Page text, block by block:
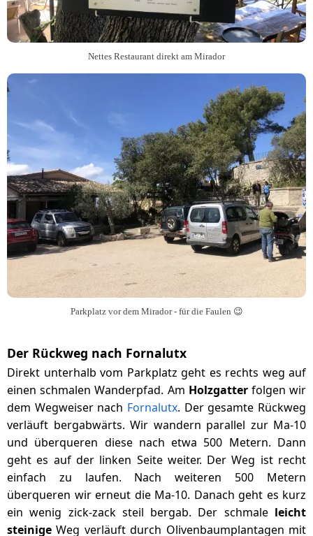
Nettes Restaurant direkt am Mirador
Parkplatz vor dem Mirador - für die Faulen 😉
Der Rückweg nach Fornalutx
Direkt unterhalb vom Parkplatz geht es rechts weg auf
einen schmalen Wanderpfad. Am Holzgatterfolgen wir
dem Wegweiser nach Fornalutx. Der gesamte Rückweg
verläuft bergabwärts. Wir wandern parallel zur Ma-10
und überqueren diese nach etwa 500 Metern. Dann
geht es auf der linken Seite weiter. Der Weg ist recht
einfach zu laufen. Nach weiteren 500 Metern
überqueren wir erneut die Ma-10. Danach geht es kurz
ein wenig zick-zack steil bergab. Der schmale leicht
steinige Weg verläuft durch Olivenbaumplantagen mit